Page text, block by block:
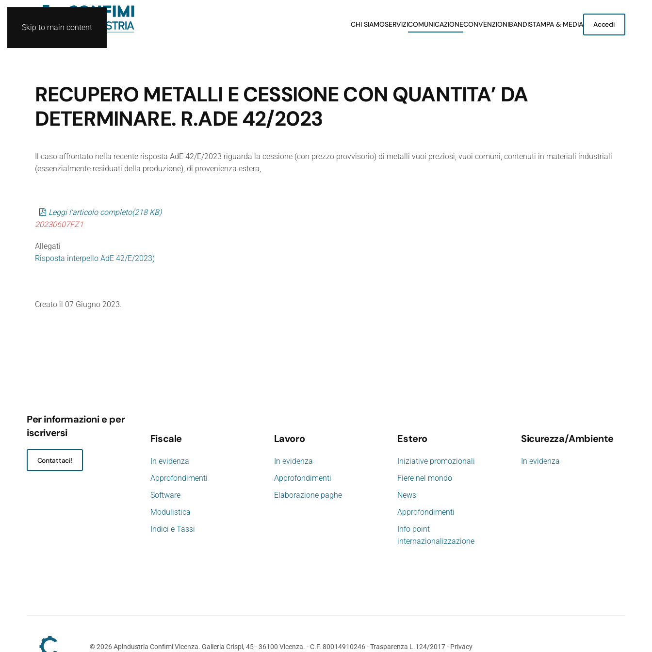
Skip to main content CHI SIAMOSERVIZICOMUNICAZIONECONVENZIONIBANDISTAMPA & MEDIA Accedi
RECUPERO METALLI E CESSIONE CON QUANTITA’ DA
DETERMINARE. R.ADE 42/2023
Il caso affrontato nella recente risposta AdE 42/E/2023 riguarda la cessione (con prezzo provvisorio) di metalli vuoi preziosi, vuoi comuni, contenuti in materiali industriali
(essenzialmente residuati della produzione), di provenienza estera,
pdf
Leggi l'articolo completo(218 KB)
20230607FZ1
Allegati
Risposta interpello AdE 42/E/2023)
Creato il 07 Giugno 2023.
Per informazioni e per
iscriversi
Contattaci!
Fiscale
In evidenza
Approfondimenti
Software
Modulistica
Indici e Tassi
Lavoro
In evidenza
Approfondimenti
Elaborazione paghe
Estero
Iniziative promozionali
Fiere nel mondo
News
Approfondimenti
Info point
internazionalizzazione
Sicurezza/Ambiente
In evidenza
©2026Apindustria Confimi Vicenza. Galleria Crispi, 45 - 36100 Vicenza. - C.F. 80014910246 -Trasparenza L.124/2017- Privacy